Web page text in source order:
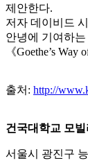
제안한다.
저자 데이비드
안녕에 기여하는
《Goethe’s
출처: http://
건국대학교 모
서울시 광진구